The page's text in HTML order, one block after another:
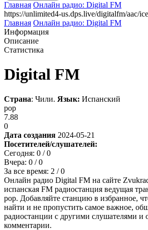
Главная Онлайн радио: Digital FM
https://unlimited4-us.dps.live/digitalfm/aac/
Главная Онлайн радио: Digital FM
Информация
Описание
Статистика
Digital FM
Страна: Чили. Язык: Испанский
pop
7.88
0
Дата создания 2024-05-21
Посетителей/слушателей:
Сегодня: 0 / 0
Вчера: 0 / 0
За все время: 2 / 0
Онлайн радио Digital FM на сайте
испанская FM радиостанция ведущая
pop. Добавляйте станцию в избранное,
найти и не пропустить самое важное,
радиостанции с другими слушателями и
комментарии.